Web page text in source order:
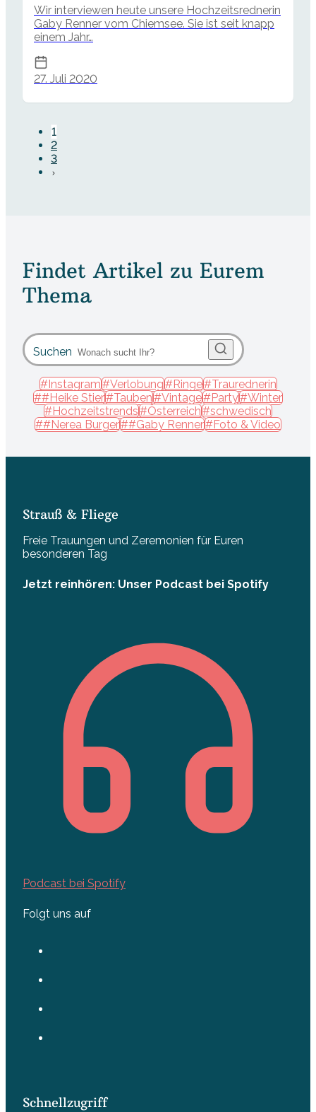
Wir interviewen heute unsere Hochzeitsrednerin
Gaby Renner vom Chiemsee. Sie ist seit knapp
einem Jahr…
27. Juli 2020
1
2
3
Findet Artikel zu Eurem
Thema
Suchen
#Instagram#Verlobung#Ringe#Traurednerin
##Heike Stier#Tauben#Vintage#Party#Winter
#Hochzeitstrends#Österreich#schwedisch
##Nerea Burger##Gaby Renner#Foto & Video
Strauß & Fliege
Freie Trauungen und Zeremonien für Euren
besonderen Tag
Jetzt reinhören: Unser Podcast bei Spotify
Podcast bei Spotify
Folgt uns auf
Schnellzugriff